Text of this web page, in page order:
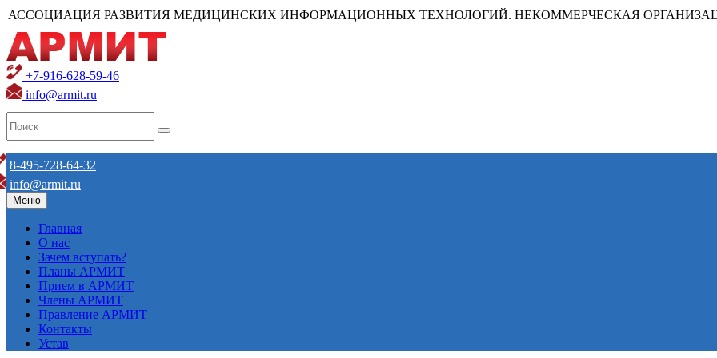
АССОЦИАЦИЯ РАЗВИТИЯ МЕДИЦИНСКИХ ИНФОРМАЦИОННЫХ ТЕХНОЛОГИЙ. НЕКОММЕРЧЕСКАЯ
+7-916-628-59-46
info@armit.ru
8-495-728-64-32
info@armit.ru
Меню
Главная
О нас
Зачем вступать?
Планы АРМИТ
Прием в АРМИТ
Члены АРМИТ
Правление АРМИТ
Контакты
Устав